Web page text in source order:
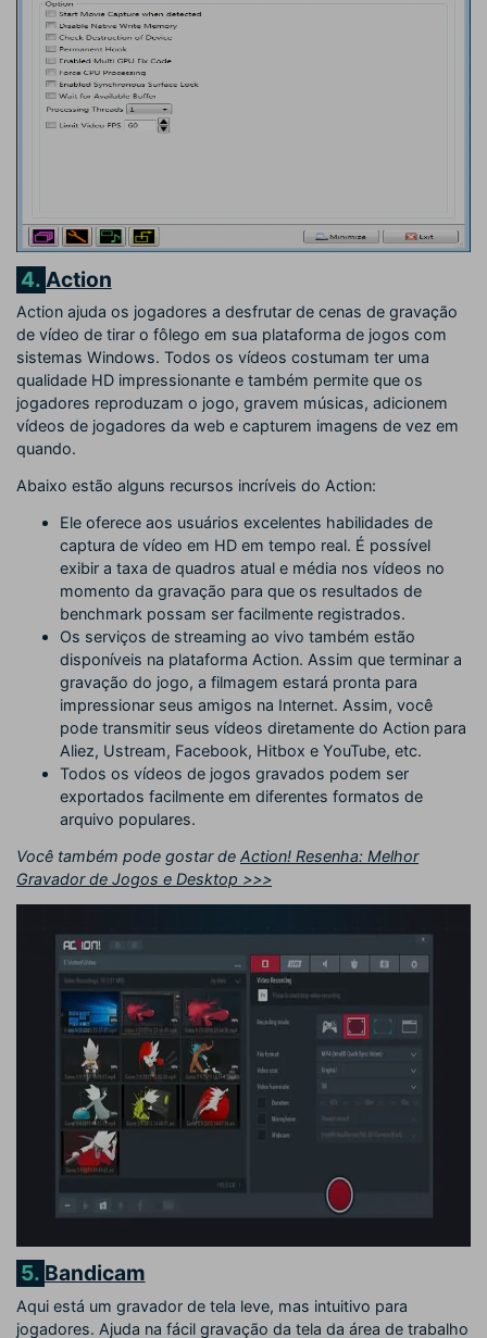
4. Action
Action ajuda os jogadores a desfrutar de cenas de gravação
de vídeo de tirar o fôlego em sua plataforma de jogos com
sistemas Windows. Todos os vídeos costumam ter uma
qualidade HD impressionante e também permite que os
jogadores reproduzam o jogo, gravem músicas, adicionem
vídeos de jogadores da web e capturem imagens de vez em
quando.
Abaixo estão alguns recursos incríveis do Action:
Ele oferece aos usuários excelentes habilidades de
captura de vídeo em HD em tempo real. É possível
exibir a taxa de quadros atual e média nos vídeos no
momento da gravação para que os resultados de
benchmark possam ser facilmente registrados.
Os serviços de streaming ao vivo também estão
disponíveis na plataforma Action. Assim que terminar a
gravação do jogo, a filmagem estará pronta para
impressionar seus amigos na Internet. Assim, você
pode transmitir seus vídeos diretamente do Action para
Aliez, Ustream, Facebook, Hitbox e YouTube, etc.
Todos os vídeos de jogos gravados podem ser
exportados facilmente em diferentes formatos de
arquivo populares.
Você também pode gostar de Action! Resenha: Melhor
Gravador de Jogos e Desktop >>>
5. Bandicam
Aqui está um gravador de tela leve, mas intuitivo para
jogadores. Ajuda na fácil gravação da tela da área de trabalho